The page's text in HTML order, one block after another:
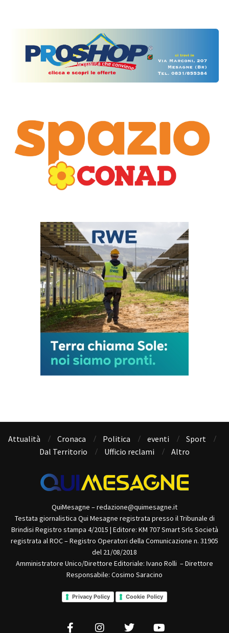
Attualità Cronaca Politica eventi
Sport
Dal Territorio
Ufficio reclami Altro
QuiMesagne – redazione@quimesagne.it
Testata giornalistica Qui Mesagne registrata presso il Tribunale di
Brindisi Registro stampa 4/2015 | Editore: KM 707 Smart Srls Società
registrata al ROC – Registro Operatori della Comunicazione n. 31905
del 21/08/2018
Amministratore Unico/Direttore Editoriale: Ivano Rolli – Direttore
Responsabile: Cosimo Saracino
Privacy Policy Cookie Policy